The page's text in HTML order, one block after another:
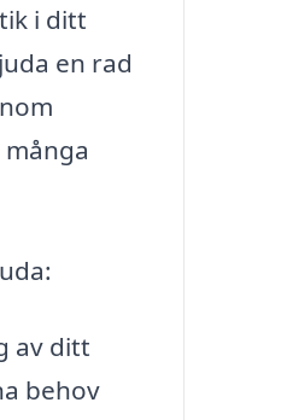
i ditt
en rad
av ditt
behov